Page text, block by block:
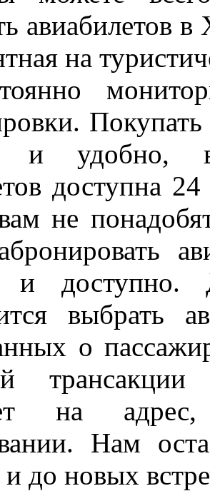
авиабилетов
на
и удобно,
доступна
не
и
выбрать
о
на
Нам
и до новых